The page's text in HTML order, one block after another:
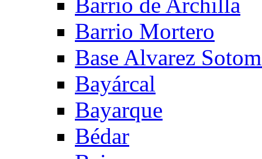
Barrio Mortero
Base Alvarez
Bayárcal
Bayarque
Bédar